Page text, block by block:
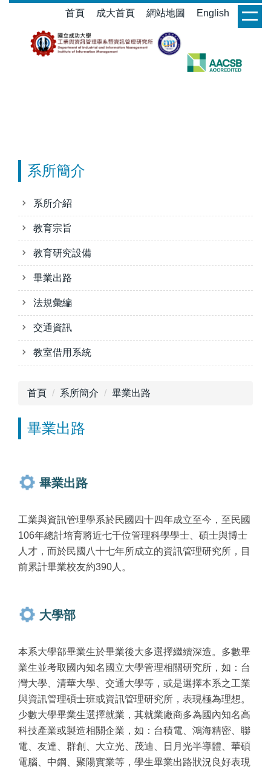
首頁 成大首頁 網站地圖 English login
系所簡介
系所介紹
教育宗旨
教育研究設備
畢業出路
法規彙編
交通資訊
教室借用系統
首頁 系所簡介 畢業出路
畢業出路
畢業出路
工業與資訊管理學系於民國四十四年成立至今，至民國
106年總計培育將近七千位管理科學學士、碩士與博士
人才，而於民國八十七年所成立的資訊管理研究所，目
前累計畢業校友約390人。
大學部
本系大學部畢業生於畢業後大多選擇繼續深造。多數畢
業生並考取國內知名國立大學管理相關研究所，如：台
灣大學、清華大學、交通大學等，或是選擇本系之工業
與資訊管理碩士班或資訊管理研究所，表現極為理想。
少數大學畢業生選擇就業，其就業廠商多為國內知名高
科技產業或製造相關企業，如：台積電、鴻海精密、聯
電、友達、群創、大立光、茂迪、日月光半導體、華碩
電腦、中鋼、聚陽實業等，學生畢業出路狀況良好表現